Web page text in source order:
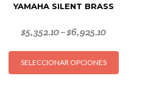
YAMAHA SILENT BRASS
$5,352.10–$6,925.10
SELECCIONAR OPCIONES
Este